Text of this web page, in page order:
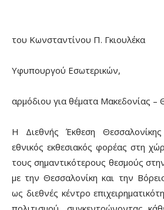
του Κωνσταντίνου Π. Γκιουλέκα
Υφυπουργού Εσωτερικών,
αρμόδιου για θέματα Μακεδονίας –
Η Διεθνής Έκθεση
εθνικός εκθεσιακός φορέας στη
τους σημαντικότερους θεσμούς
με την Θεσσαλονίκη και την
ως διεθνές κέντρο